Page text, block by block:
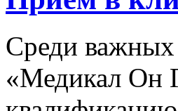
Среди важных
«Медикал Он